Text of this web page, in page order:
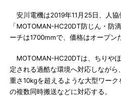
安川電機は2019年11月25日、人
「MOTOMAN-HC20DT防じん・防
ーチは1700mmで、価格はオープン
MOTOMAN-HC20DTは、ちりや
定される過酷な環境へ対応しながら
重さ10kgを超えるような大型ワー
の複数同時搬送などに対応する。